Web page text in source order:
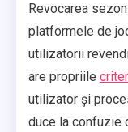
Revocarea
platformele de
utilizatorii
are propriile
utilizator și
duce la confuzie